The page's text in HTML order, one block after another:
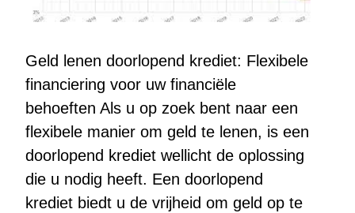
Geld lenen doorlopend krediet: Flexibele
financiering voor uw financiële
behoeften Als u op zoek bent naar een
flexibele manier om geld te lenen, is een
doorlopend krediet wellicht de oplossing
die u nodig heeft. Een doorlopend
krediet biedt u de vrijheid om geld op te